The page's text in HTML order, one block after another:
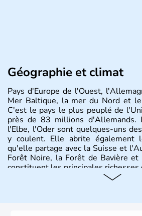
Géographie et climat
Pays d'Europe de l'Ouest,
Mer Baltique, la mer du Nord et le
C'est le pays le plus peuplé de
près de 83 millions d'Allemands.
l'Elbe, l'Oder sont quelques-uns
y coulent. Elle abrite également
qu'elle partage avec la Suisse et
Forêt Noire, la Forêt de Bavière
constituent les principales richesses